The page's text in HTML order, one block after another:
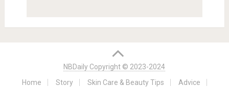
NBDaily Copyright © 2023-2024
Home
Story Skin Care & Beauty Tips Advice